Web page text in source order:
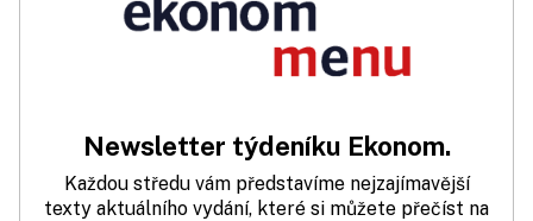
Newsletter týdeníku Ekonom.
Každou středu vám představíme nejzajímavější
texty aktuálního vydání, které si můžete přečíst na